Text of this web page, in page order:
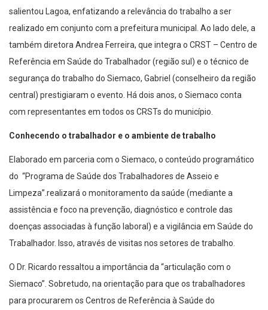
salientou Lagoa, enfatizando a relevância do trabalho a ser
realizado em conjunto com a prefeitura municipal. Ao lado dele, a
também diretora Andrea Ferreira, que integra o CRST – Centro de
Referência em Saúde do Trabalhador (região sul) e o técnico de
segurança do trabalho do Siemaco, Gabriel (conselheiro da região
central) prestigiaram o evento. Há dois anos, o Siemaco conta
com representantes em todos os CRSTs do município.
Conhecendo o trabalhador e o ambiente de trabalho
Elaborado em parceria com o Siemaco, o conteúdo programático
do “Programa de Saúde dos Trabalhadores de Asseio e
Limpeza”.realizará o monitoramento da saúde (mediante a
assistência e foco na prevenção, diagnóstico e controle das
doenças associadas à função laboral) e a vigilância em Saúde do
Trabalhador. Isso, através de visitas nos setores de trabalho.
O Dr. Ricardo ressaltou a importância da “articulação com o
Siemaco”. Sobretudo, na orientação para que os trabalhadores
para procurarem os Centros de Referência à Saúde do